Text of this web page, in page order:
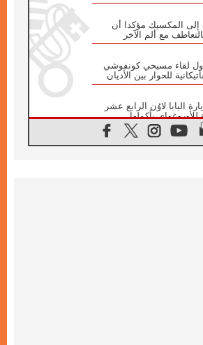
إلى المكسيك مؤكدا أن
مع ألم الآخر
لقاء مسيحي كونفوشي
للحوار بين الأديان
البابا لاوُن الرابع عشر
بأكملها
الزيارة الرسولية للبابا لاوُن